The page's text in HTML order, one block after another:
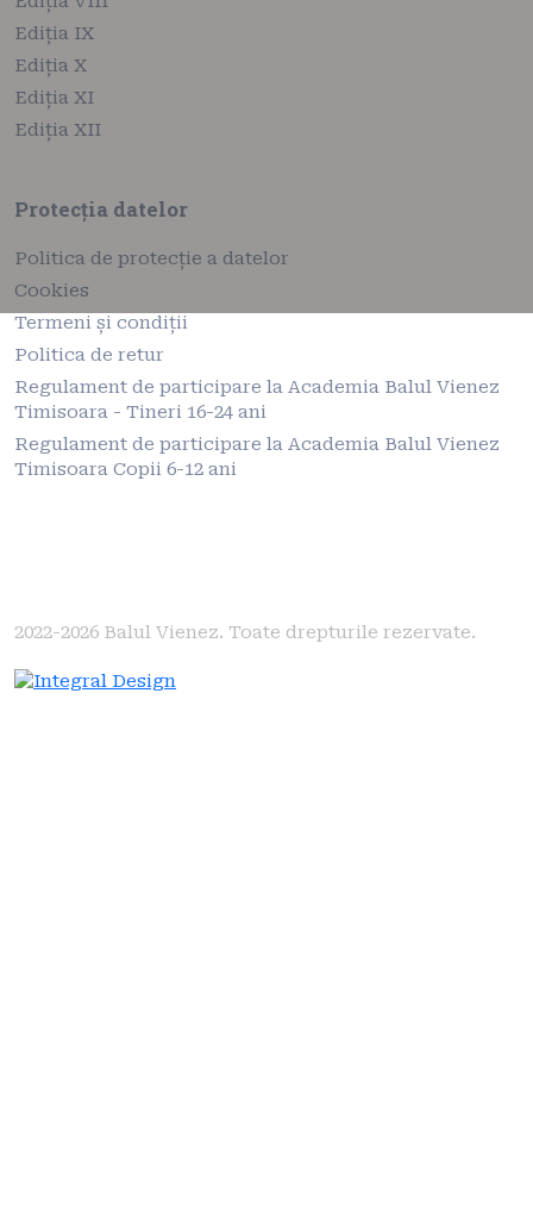
Ediția IX
Ediția X
Ediția XI
Ediția XII
Protecția datelor
Politica de protecție a datelor
Cookies
Termeni și condiții
Politica de retur
Regulament de participare la Academia Balul Vienez
Timisoara - Tineri 16-24 ani
Regulament de participare la Academia Balul Vienez
Timisoara Copii 6-12 ani
2022-2026 Balul Vienez. Toate drepturile rezervate.